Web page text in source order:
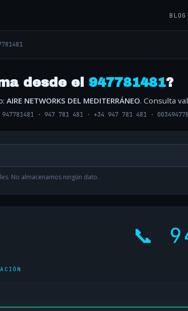
BLOG
desde el 947781481?
AIRE NETWORKS DEL MEDITERRÁNEO. Consulta
947781481 · 947 781 481 · +34 947 781 481 ·
No almacenamos ningún dato.
📞